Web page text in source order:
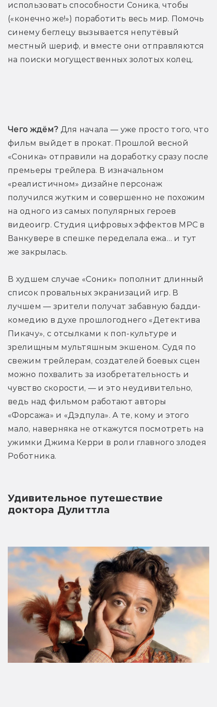
использовать способности Соника, чтобы
(«конечно же!») поработить весь мир. Помочь
синему беглецу вызывается непутёвый
местный шериф, и вместе они отправляются
на поиски могущественных золотых колец.
Чего ждём? Для начала — уже просто того, что
фильм выйдет в прокат. Прошлой весной
«Соника» отправили на доработку сразу после
премьеры трейлера. В изначальном
«реалистичном» дизайне персонаж
получился жутким и совершенно не похожим
на одного из самых популярных героев
видеоигр. Студия цифровых эффектов MPC в
Ванкувере в спешке переделала ежа… и тут
же закрылась.
В худшем случае «Соник» пополнит длинный
список провальных экранизаций игр. В
лучшем — зрители получат забавную бадди-
комедию в духе прошлогоднего «Детектива
Пикачу», с отсылками к поп-культуре и
зрелищным мультяшным экшеном. Судя по
свежим трейлерам, создателей боевых сцен
можно похвалить за изобретательность и
чувство скорости, — и это неудивительно,
ведь над фильмом работают авторы
«Форсажа» и «Дэдпула». А те, кому и этого
мало, наверняка не откажутся посмотреть на
ужимки Джима Керри в роли главного злодея
Роботника.
Удивительное путешествие
доктора Дулиттла